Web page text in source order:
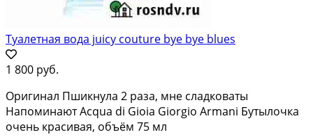
Туалетная вода juicy couture bye bye blues
1 800 руб.
Оригинал Пшикнула 2 раза, мне сладковаты
Напоминают Acqua di Gioia Giorgio Armani Бутылочка
очень красивая, объём 75 мл